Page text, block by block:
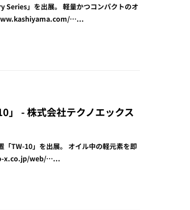
Series」を出展。 軽量かつコンパクトのオ
…...
」 - 株式会社テクノエックス
TW-10」を出展。 オイル中の軽元素を即
x.co.jp/web/…...